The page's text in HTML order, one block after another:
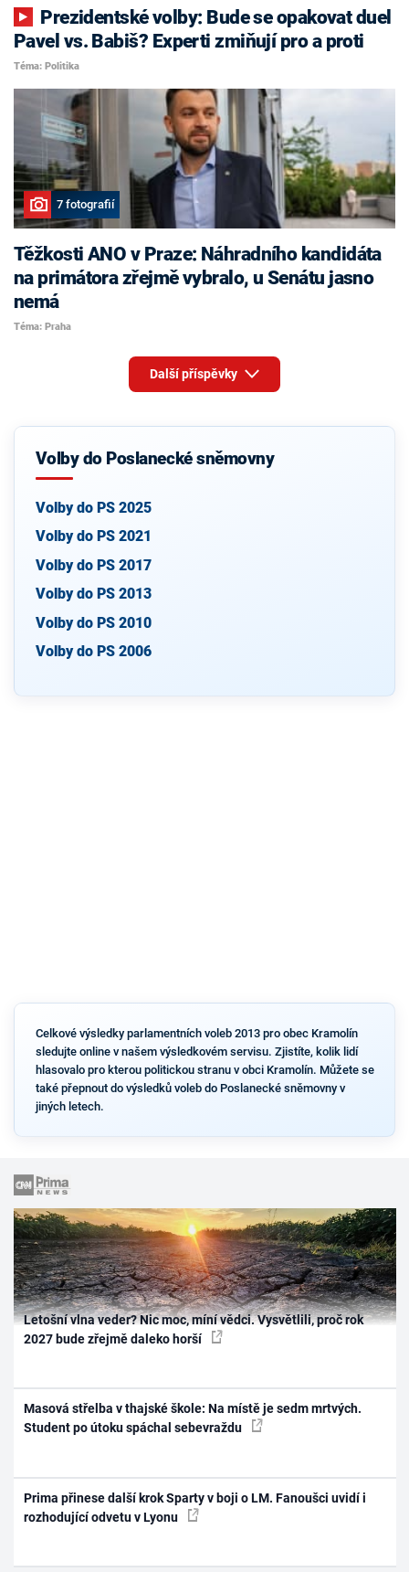
Pavel vs. Babiš? Experti zmiňují pro a proti
Téma: Politika
7 fotografií
Těžkosti ANO v Praze: Náhradního kandidáta
na primátora zřejmě vybralo, u Senátu jasno
nemá
Téma: Praha
Další příspěvky
Volby do Poslanecké sněmovny
Volby do PS 2025
Volby do PS 2021
Volby do PS 2017
Volby do PS 2013
Volby do PS 2010
Volby do PS 2006
Celkové výsledky parlamentních voleb 2013 pro obec Kramolín
sledujte online v našem výsledkovém servisu. Zjistíte, kolik lidí
hlasovalo pro kterou politickou stranu v obci Kramolín. Můžete se
také přepnout do výsledků voleb do Poslanecké sněmovny v
jiných letech.
Letošní vlna veder? Nic moc, míní vědci. Vysvětlili, proč rok
2027 bude zřejmě daleko horší
Masová střelba v thajské škole: Na místě je sedm mrtvých.
Student po útoku spáchal sebevraždu
Prima přinese další krok Sparty v boji o LM. Fanoušci uvidí i
rozhodující odvetu v Lyonu